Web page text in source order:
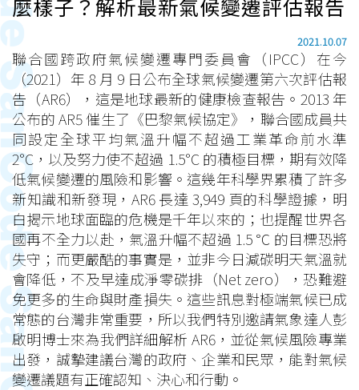
麼樣子？解析最新氣候變遷評估報告
2021.10.07
聯合國跨政府氣候變遷專門委員會（IPCC）在今
（2021）年 8 月 9 日公布全球氣候變遷第六次評估報
告（AR6），這是地球最新的健康檢查報告。2013 年
公布的 AR5 催生了《巴黎氣候協定》，聯合國成員共
同設定全球平均氣溫升幅不超過工業革命前水準
2°C，以及努力使不超過 1.5°C 的積極目標，期有效降
低氣候變遷的風險和影響。這幾年科學界累積了許多
新知識和新發現，AR6 長達 3,949 頁的科學證據，明
白揭示地球面臨的危機是千年以來的；也提醒世界各
國再不全力以赴，氣溫升幅不超過 1.5 ℃ 的目標恐將
失守；而更嚴酷的事實是，並非今日減碳明天氣溫就
會降低，不及早達成淨零碳排（Net zero），恐難避
免更多的生命與財產損失。這些訊息對極端氣候已成
常態的台灣非常重要，所以我們特別邀請氣象達人彭
啟明博士來為我們詳細解析 AR6，並從氣候風險專業
出發，誠摯建議台灣的政府、企業和民眾，能對氣候
變遷議題有正確認知、決心和行動。